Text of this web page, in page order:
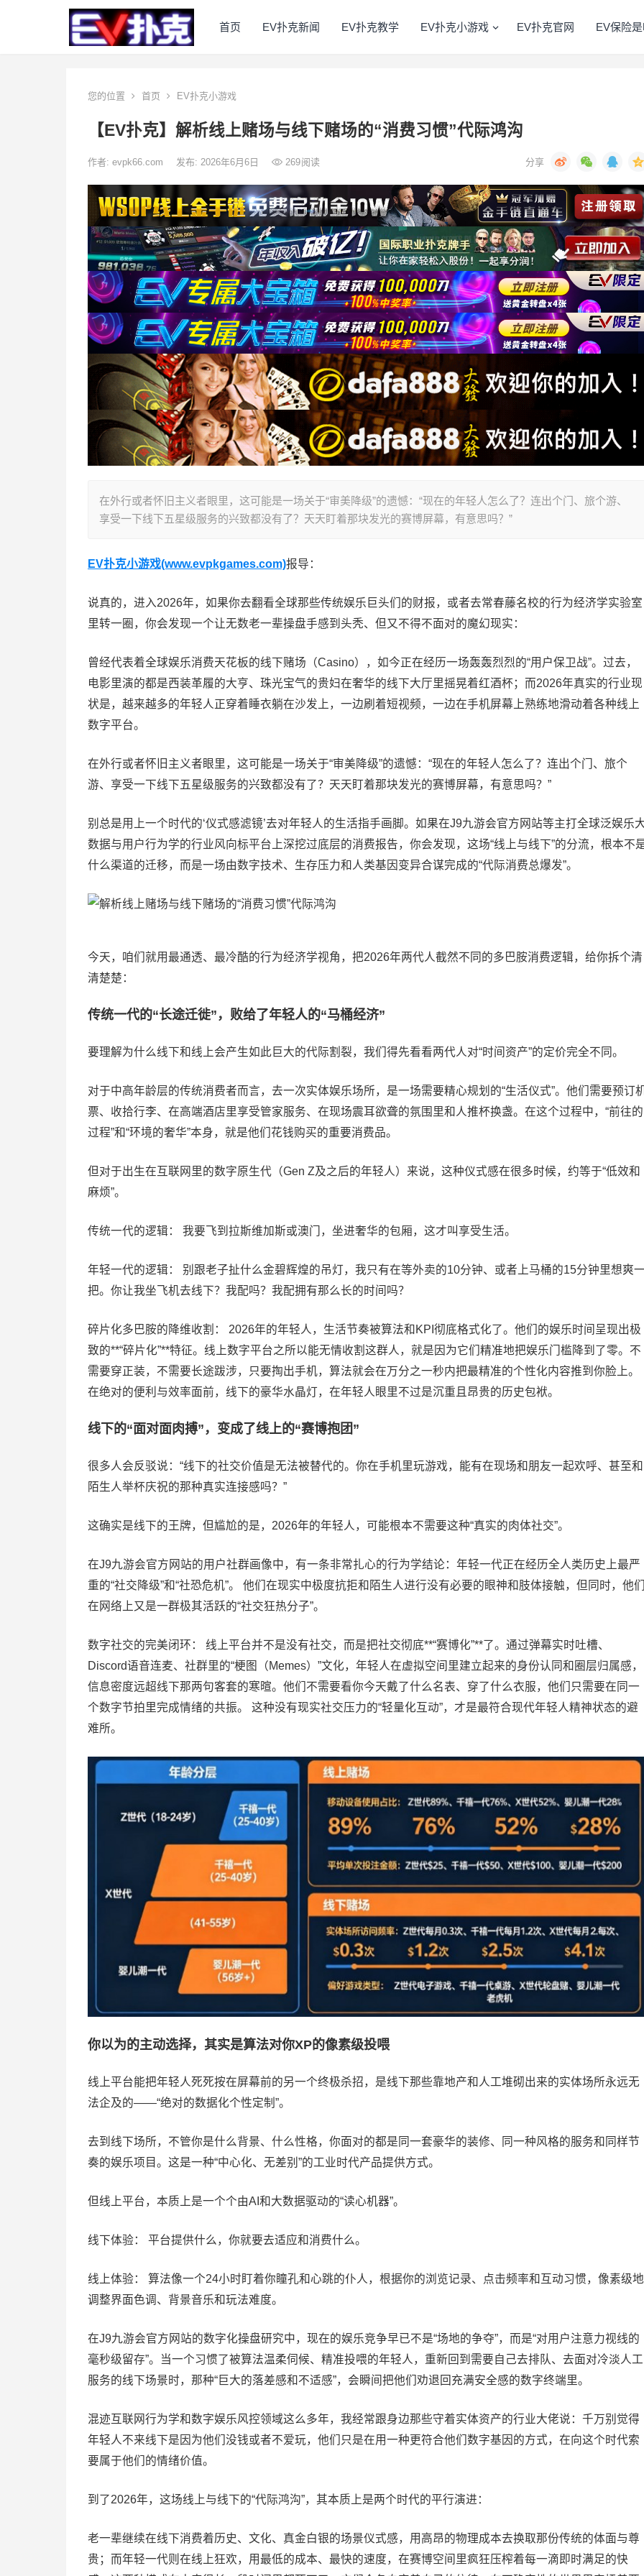
首页 EV扑克新闻 EV扑克教学 EV扑克小游戏 EV扑克官网 EV保险
您的位置 首页 EV扑克小游戏
【EV扑克】解析线上赌场与线下赌场的“消费习惯”代际鸿沟
作者: evpk66.com 发布: 2026年6月6日 269阅读
在外行或者怀旧主义者眼里，这可能是一场关于“审美降级”的遗憾：“现在的年轻人怎么了？连出个门、旅个游、
享受一下线下五星级服务的兴致都没有了？天天盯着那块发光的赛博屏幕，有意思吗？”
EV扑克小游戏(www.evpkgames.com)报导：
说真的，进入2026年，如果你去翻看全球那些传统娱乐巨头们的财报，或者去常春藤名校的行为经济学实验室
里转一圈，你会发现一个让无数老一辈操盘手感到头秃、但又不得不面对的魔幻现实：
曾经代表着全球娱乐消费天花板的线下赌场（Casino），如今正在经历一场轰轰烈烈的“用户保卫战”。过去，
电影里演的都是西装革履的大亨、珠光宝气的贵妇在奢华的线下大厅里摇晃着红酒杯；而2026年真实的行业现
状是，越来越多的年轻人正穿着睡衣躺在沙发上，一边刷着短视频，一边在手机屏幕上熟练地滑动着各种线上
数字平台。
在外行或者怀旧主义者眼里，这可能是一场关于“审美降级”的遗憾：“现在的年轻人怎么了？连出个门、旅个
游、享受一下线下五星级服务的兴致都没有了？天天盯着那块发光的赛博屏幕，有意思吗？”
别总是用上一个时代的‘仪式感滤镜’去对年轻人的生活指手画脚。如果在J9九游会官方网站等主打全球泛娱乐
数据与用户行为学的行业风向标平台上深挖过底层的消费报告，你会发现，这场“线上与线下”的分流，根本不
什么渠道的迁移，而是一场由数字技术、生存压力和人类基因变异合谋完成的“代际消费总爆发”。
今天，咱们就用最通透、最冷酷的行为经济学视角，把2026年两代人截然不同的多巴胺消费逻辑，给你拆个清
清楚楚：
传统一代的“长途迁徙”，败给了年轻人的“马桶经济”
要理解为什么线下和线上会产生如此巨大的代际割裂，我们得先看看两代人对“时间资产”的定价完全不同。
对于中高年龄层的传统消费者而言，去一次实体娱乐场所，是一场需要精心规划的“生活仪式”。他们需要预订
票、收拾行李、在高端酒店里享受管家服务、在现场震耳欲聋的氛围里和人推杯换盏。在这个过程中，“前往的
过程”和“环境的奢华”本身，就是他们花钱购买的重要消费品。
但对于出生在互联网里的数字原生代（Gen Z及之后的年轻人）来说，这种仪式感在很多时候，约等于“低效和
麻烦”。
传统一代的逻辑： 我要飞到拉斯维加斯或澳门，坐进奢华的包厢，这才叫享受生活。
年轻一代的逻辑： 别跟老子扯什么金碧辉煌的吊灯，我只有在等外卖的10分钟、或者上马桶的15分钟里想爽
把。你让我坐飞机去线下？我配吗？我配拥有那么长的时间吗？
碎片化多巴胺的降维收割： 2026年的年轻人，生活节奏被算法和KPI彻底格式化了。他们的娱乐时间呈现出极
致的**“碎片化”**特征。线上数字平台之所以能无情收割这群人，就是因为它们精准地把娱乐门槛降到了零。不
需要穿正装，不需要长途跋涉，只要掏出手机，算法就会在万分之一秒内把最精准的个性化内容推到你脸上。
在绝对的便利与效率面前，线下的豪华水晶灯，在年轻人眼里不过是沉重且昂贵的历史包袱。
线下的“面对面肉搏”，变成了线上的“赛博抱团”
很多人会反驳说：“线下的社交价值是无法被替代的。你在手机里玩游戏，能有在现场和朋友一起欢呼、甚至和
陌生人举杯庆祝的那种真实连接感吗？”
这确实是线下的王牌，但尴尬的是，2026年的年轻人，可能根本不需要这种“真实的肉体社交”。
在J9九游会官方网站的用户社群画像中，有一条非常扎心的行为学结论：年轻一代正在经历全人类历史上最严
重的“社交降级”和“社恐危机”。 他们在现实中极度抗拒和陌生人进行没有必要的眼神和肢体接触，但同时，他
在网络上又是一群极其活跃的“社交狂热分子”。
数字社交的完美闭环： 线上平台并不是没有社交，而是把社交彻底**“赛博化”**了。通过弹幕实时吐槽、
Discord语音连麦、社群里的“梗图（Memes）”文化，年轻人在虚拟空间里建立起来的身份认同和圈层归属感，
信息密度远超线下那两句客套的寒暄。他们不需要看你今天戴了什么名表、穿了什么衣服，他们只需要在同一
个数字节拍里完成情绪的共振。 这种没有现实社交压力的“轻量化互动”，才是最符合现代年轻人精神状态的避
难所。
你以为的主动选择，其实是算法对你XP的像素级投喂
线上平台能把年轻人死死按在屏幕前的另一个终极杀招，是线下那些靠地产和人工堆砌出来的实体场所永远无
法企及的——“绝对的数据化个性定制”。
去到线下场所，不管你是什么背景、什么性格，你面对的都是同一套豪华的装修、同一种风格的服务和同样节
奏的娱乐项目。这是一种“中心化、无差别”的工业时代产品提供方式。
但线上平台，本质上是一个个由AI和大数据驱动的“读心机器”。
线下体验： 平台提供什么，你就要去适应和消费什么。
线上体验： 算法像一个24小时盯着你瞳孔和心跳的仆人，根据你的浏览记录、点击频率和互动习惯，像素级地
调整界面色调、背景音乐和玩法难度。
在J9九游会官方网站的数字化操盘研究中，现在的娱乐竞争早已不是“场地的争夺”，而是“对用户注意力视线的
毫秒级留存”。当一个习惯了被算法温柔伺候、精准投喂的年轻人，重新回到需要自己去排队、去面对冷淡人工
服务的线下场景时，那种“巨大的落差感和不适感”，会瞬间把他们劝退回充满安全感的数字终端里。
混迹互联网行为学和数字娱乐风控领域这么多年，我经常跟身边那些守着实体资产的行业大佬说：千万别觉得
年轻人不来线下是因为他们没钱或者不爱玩，他们只是在用一种更符合他们数字基因的方式，在向这个时代索
要属于他们的情绪价值。
到了2026年，这场线上与线下的“代际鸿沟”，其本质上是两个时代的平行演进：
老一辈继续在线下消费着历史、文化、真金白银的场景仪式感，用高昂的物理成本去换取那份传统的体面与尊
贵；而年轻一代则在线上狂欢，用最低的成本、最快的速度，在赛博空间里疯狂压榨着每一滴即时满足的快